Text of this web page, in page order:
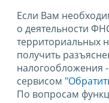
Если Вам
о деятельности
территориальных
получить
налогообложения
сервисом
По вопросам